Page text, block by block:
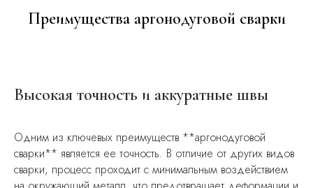
Преимущества аргонодуговой сварки
Высокая точность и аккуратные швы
Одним из ключевых преимуществ **аргонодуговой
сварки** является ее точность. В отличие от других видов
сварки, процесс проходит с минимальным воздействием